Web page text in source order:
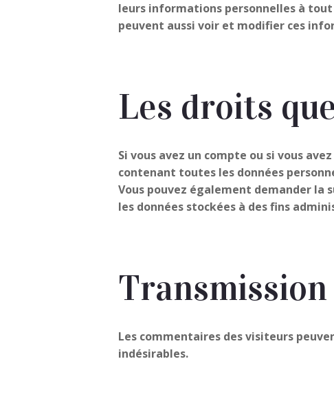
leurs informations personnelles à tout
peuvent aussi voir et modifier ces
Les droits
Si vous avez un compte ou si vous
contenant toutes les données
Vous pouvez également demander la
les données stockées à des fins
Les commentaires des visiteurs
indésirables.